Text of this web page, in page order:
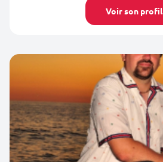
Voir son profil